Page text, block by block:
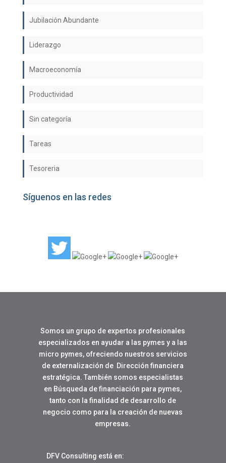
Jubilación Abundante
Liderazgo
Macroeconomía
Productividad
Sin categoría
Tareas
Tesoreria
Síguenos en las redes
Somos un grupo de expertos profesionales
especializados en ayudar a las pymes y a las
micro pymes, ofreciendo nuestros servicios
de externalización de Dirección financiera
estratégica. También somos especialistas
en Búsqueda de financiación para pymes,
tanto con la finalidad de desarrollo de
negocio como para la creación de nuevas
empresas.
DFV Consulting está en: